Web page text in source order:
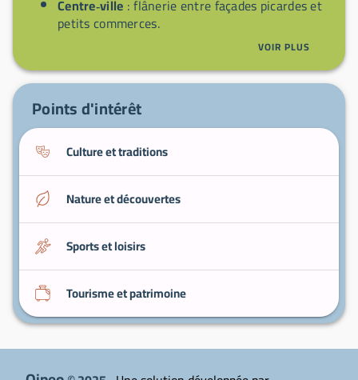
Centre‑ville : flânerie entre façades picardes et
petits commerces.
: circuits ruraux autour de
Marché local: produits régionaux et convivialité
VOIR PLUS
Points d'intérêt
Culture et traditions
Nature et découvertes
Sports et loisirs
Tourisme et patrimoine